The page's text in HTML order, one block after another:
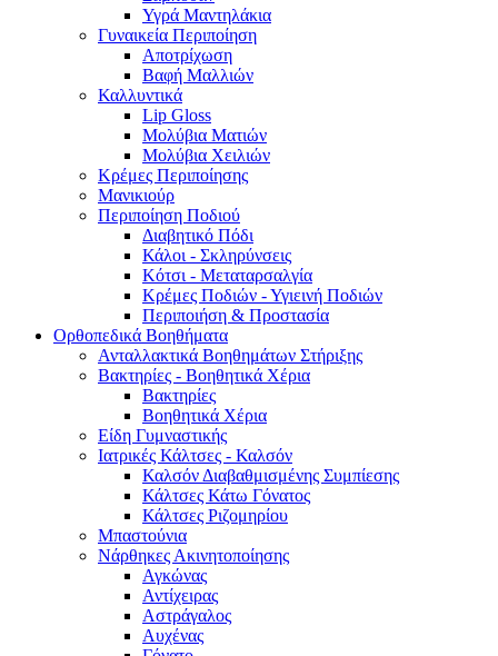
Υγρά Μαντηλάκια
Γυναικεία Περιποίηση
Αποτρίχωση
Βαφή Μαλλιών
Καλλυντικά
Lip Gloss
Μολύβια Ματιών
Μολύβια Χειλιών
Κρέμες Περιποίησης
Μανικιούρ
Περιποίηση Ποδιού
Διαβητικό Πόδι
Κάλοι - Σκληρύνσεις
Κότσι - Μεταταρσαλγία
Κρέμες Ποδιών - Υγιεινή Ποδιών
Περιποιήση & Προστασία
Ορθοπεδικά Βοηθήματα
Ανταλλακτικά Βοηθημάτων Στήριξης
Βακτηρίες - Βοηθητικά Χέρια
Βακτηρίες
Βοηθητικά Χέρια
Είδη Γυμναστικής
Ιατρικές Κάλτσες - Καλσόν
Καλσόν Διαβαθμισμένης Συμπίεσης
Κάλτσες Κάτω Γόνατος
Κάλτσες Ριζομηρίου
Μπαστούνια
Νάρθηκες Ακινητοποίησης
Αγκώνας
Αντίχειρας
Αστράγαλος
Αυχένας